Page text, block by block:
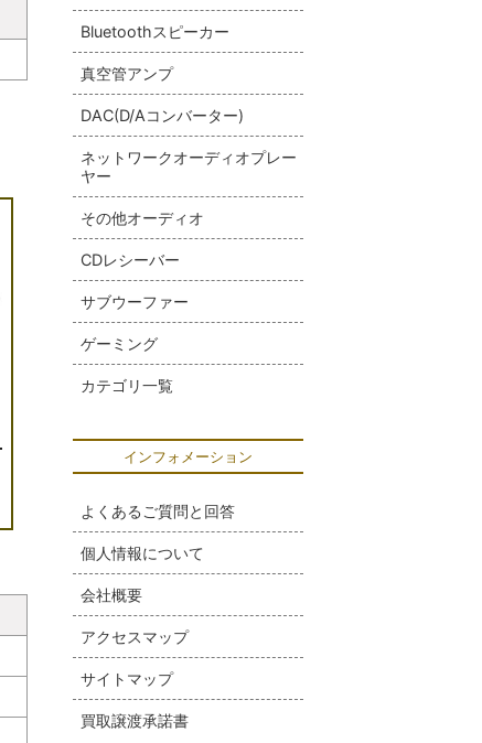
Bluetoothスピーカー
真空管アンプ
DAC(D/Aコンバーター)
ネットワークオーディオプレー
ヤー
その他オーディオ
CDレシーバー
サブウーファー
ゲーミング
カテゴリ一覧
インフォメーション
よくあるご質問と回答
個人情報について
会社概要
アクセスマップ
サイトマップ
買取譲渡承諾書